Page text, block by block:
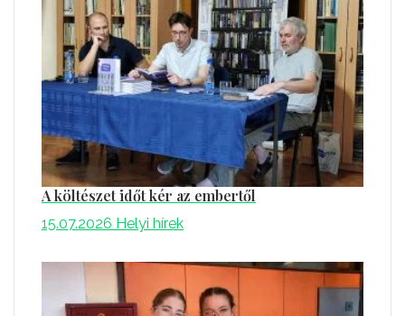
A költészet időt kér az embertől
15.07.2026 Helyi hírek